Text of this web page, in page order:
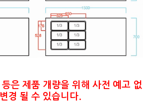
은 제품 개량을 위해 사전 예고 없
경 될 수 있습니다.